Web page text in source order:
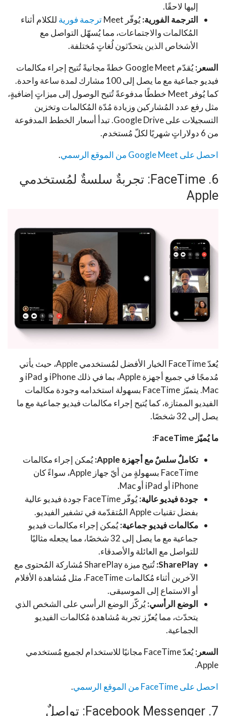
إليها لاحقًا.
الترجمة الفورية:يُوفّر Meet ترجمة فورية للكلام أثناء
المُكالمات والاجتماعات، مما يُسهّل التواصل مع
الأشخاص الذين يتحدّثون لُغاتٍ مُختلفة.
السعر:
يُقدّم Google Meet خطةً مجانيةً تُتيح إجراء مكالمات
فيديو جماعية مع ما يصل إلى 100 مشارك لمدة ساعة واحدة.
كما يُوفر Meet خططًا مدفوعةً تُتيح الوصول إلى ميزاتٍ إضافيةٍ،
مثل رفع عدد المُشاركين وزيادة مُدّة المُكالمات وتخزين
التسجيلات على Google Drive. تبدأ أسعار الخطط المدفوعة
من 6 دولاراتٍ شهريًا لكلّ مُستخدم.
احصل على Google Meet من الموقع الرسمي .
6. FaceTime: تجربةٌ سلسةٌ لمُستخدمي
Apple
يُعدّ FaceTime الخيار الأفضل لمُستخدمي Apple، حيث يأتي
مُدمجًا في جميع أجهزة Apple، بما في ذلك iPhone و iPad و
Mac. يتميّز FaceTime بسهولة استخدامه وجودة مكالمات
الفيديو الممتازة، كما يُتيح إجراء مكالمات فيديو جماعية مع ما
يصل إلى 32 شخصًا.
ما يُميّز FaceTime:
تكاملٌ سلسٌ مع أجهزة Apple:
يُمكن إجراء مكالمات
FaceTime بسهولةٍ من أيّ جهاز Apple، سواءً كان
iPhone أو iPad أو Mac.
جودة فيديو عالية:
يُوفّر FaceTime جودة فيديو عالية
بفضل تقنيات Apple المُتقدّمة في تشفير الفيديو.
مكالمات فيديو جماعية:يُمكن إجراء مكالمات فيديو
جماعية مع ما يصل إلى 32 شخصًا، مما يجعله مثاليًا
للتواصل مع العائلة والأصدقاء.
SharePlay:
تُتيح ميزة SharePlay مُشاركة المُحتوى مع
الآخرين أثناء مُكالمات FaceTime، مثل مُشاهدة الأفلام
أو الاستماع إلى الموسيقى.
الوضع الرأسي:يُركّز الوضع الرأسي على الشخص الذي
يتحدّث، مما يُعزّز تجربة مُشاهدة مُكالمات الفيديو
الجماعية.
السعر:
يُعدّ FaceTime مجانيًا للاستخدام لجميع مُستخدمي
Apple.
احصل على FaceTime من الموقع الرسمي .
7. Facebook Messenger: تواصلٌ